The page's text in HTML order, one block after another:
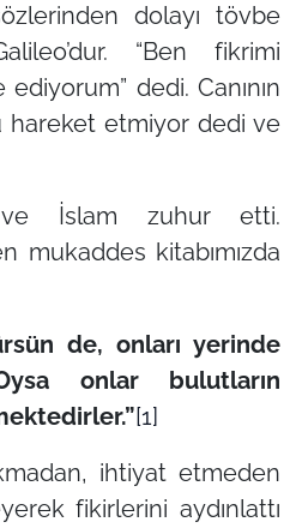
dolayı tövbe
“Ben fikrimi
dedi. Canının
hareket etmiyor dedi ve
İslam zuhur etti.
mukaddes kitabımızda
de, onları yerinde
onlar bulutların
[1]
ihtiyat etmeden
fikirlerini aydınlattı